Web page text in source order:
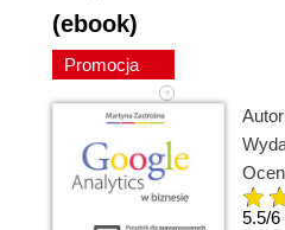
(ebook)
Promocja
5.5/6